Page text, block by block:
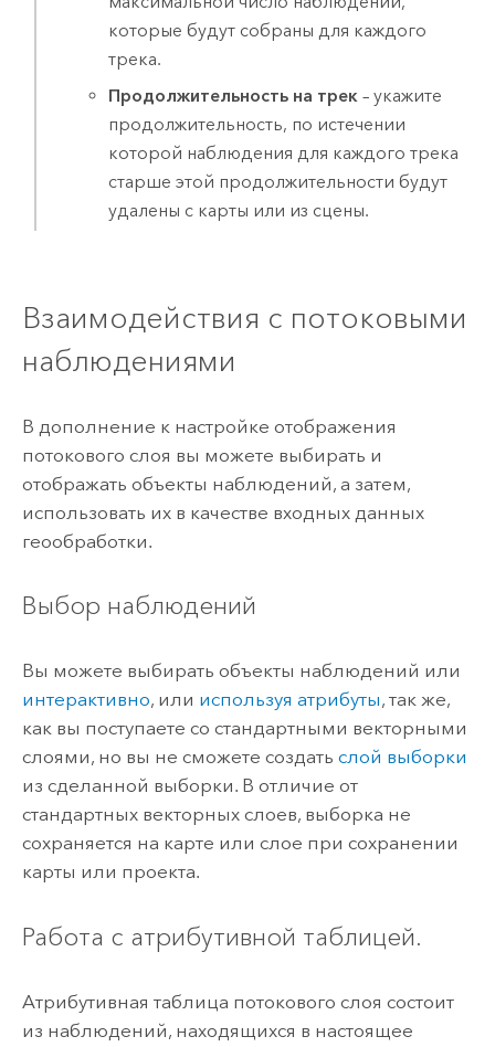
которые будут собраны для каждого
трека.
Продолжительность на трек – укажите
продолжительность, по истечении
которой наблюдения для каждого трека
старше этой продолжительности будут
удалены с карты или из сцены.
Взаимодействия с потоковыми
наблюдениями
В дополнение к настройке отображения
потокового слоя вы можете выбирать и
отображать объекты наблюдений, а затем,
использовать их в качестве входных данных
геообработки.
Выбор наблюдений
Вы можете выбирать объекты наблюдений или
интерактивно, или используя атрибуты, так же,
как вы поступаете со стандартными векторными
слоями, но вы не сможете создать слой выборки
из сделанной выборки. В отличие от
стандартных векторных слоев, выборка не
сохраняется на карте или слое при сохранении
карты или проекта.
Работа с атрибутивной таблицей.
Атрибутивная таблица потокового слоя состоит
из наблюдений, находящихся в настоящее